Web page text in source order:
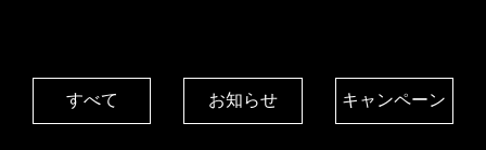
すべて お知らせ キャンペーン